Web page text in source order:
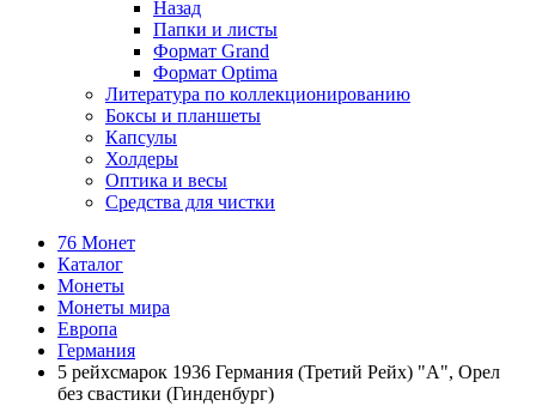
Назад
Папки и листы
Формат Grand
Формат Optima
Литература по коллекционированию
Боксы и планшеты
Капсулы
Холдеры
Оптика и весы
Средства для чистки
76 Монет
Каталог
Монеты
Монеты мира
Европа
Германия
5 рейхсмарок 1936 Германия (Третий Рейх) "A", Орел
без свастики (Гинденбург)